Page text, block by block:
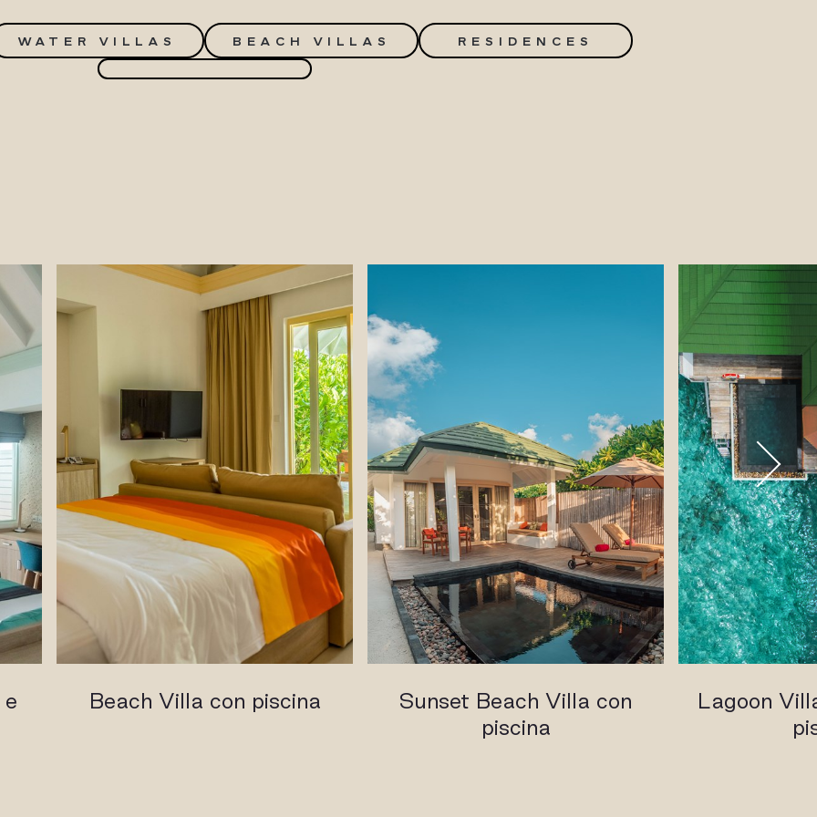
WATER VILLAS BEACH VILLAS RESIDENCES
Beach Villa con piscina
Sunset Beach Villa con
piscina
Lagoon